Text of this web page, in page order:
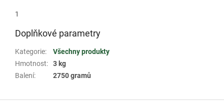
1
Doplňkové parametry
Kategorie:
Všechny produkty
Hmotnost:
3 kg
Balení: 2750 gramů